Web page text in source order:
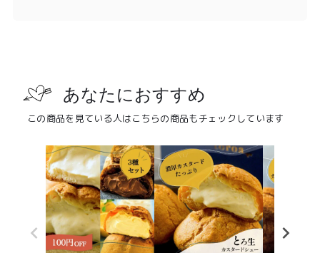
あなたにおすすめ
この商品を見ている人はこちらの商品もチェックしています